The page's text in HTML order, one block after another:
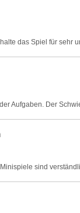
das Spiel für
Aufgaben. Der
sind